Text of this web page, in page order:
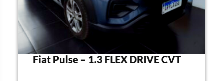
Fiat Pulse – 1.3 FLEX DRIVE CVT